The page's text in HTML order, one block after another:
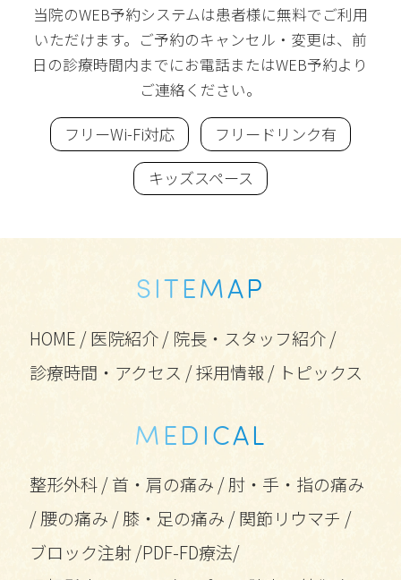
当院のWEB予約システムは患者様に無料でご利用
いただけます。ご予約のキャンセル・変更は、前
日の診療時間内までにお電話またはWEB予約より
ご連絡ください。
フリーWi-Fi対応
フリードリンク有
キッズスペース
SITEMAP
HOME /医院紹介/ 院長・スタッフ紹介/
診療時間・アクセス /採用情報 / トピックス
MEDICAL
整形外科/首・肩の痛み /肘・手・指の痛み
/腰の痛み /膝・足の痛み /関節リウマチ /
ブロック注射/PDF-FD療法/